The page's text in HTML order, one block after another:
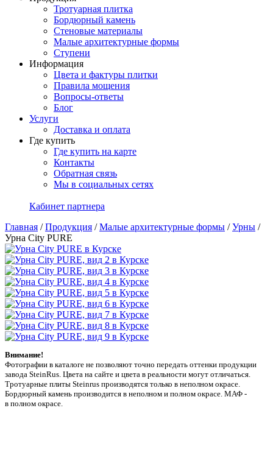
Тротуарная плитка
Бордюрный камень
Стеновые материалы
Малые архитектурные формы
Ступени
Информация
Цвета и фактуры плитки
Правила мощения
Вопросы-ответы
Блог
Услуги
Доставка и оплата
Где купить
Где купить на карте
Контакты
Обратная связь
Мы в социальных сетях
Кабинет партнера
Главная /Продукция /Малые архитектурные формы /Урны /
Урна City PURE
Внимание!
Фотографии в каталоге не позволяют точно передать оттенки продукции
заводa SteinRus. Цвета на сайте и цвета в реальности могут отличаться.
Тротуарные плиты Steinrus производятся только в неполном окрасе.
Бордюрный камень производится в неполном и полном окрасе. МАФ -
в полном окрасе.